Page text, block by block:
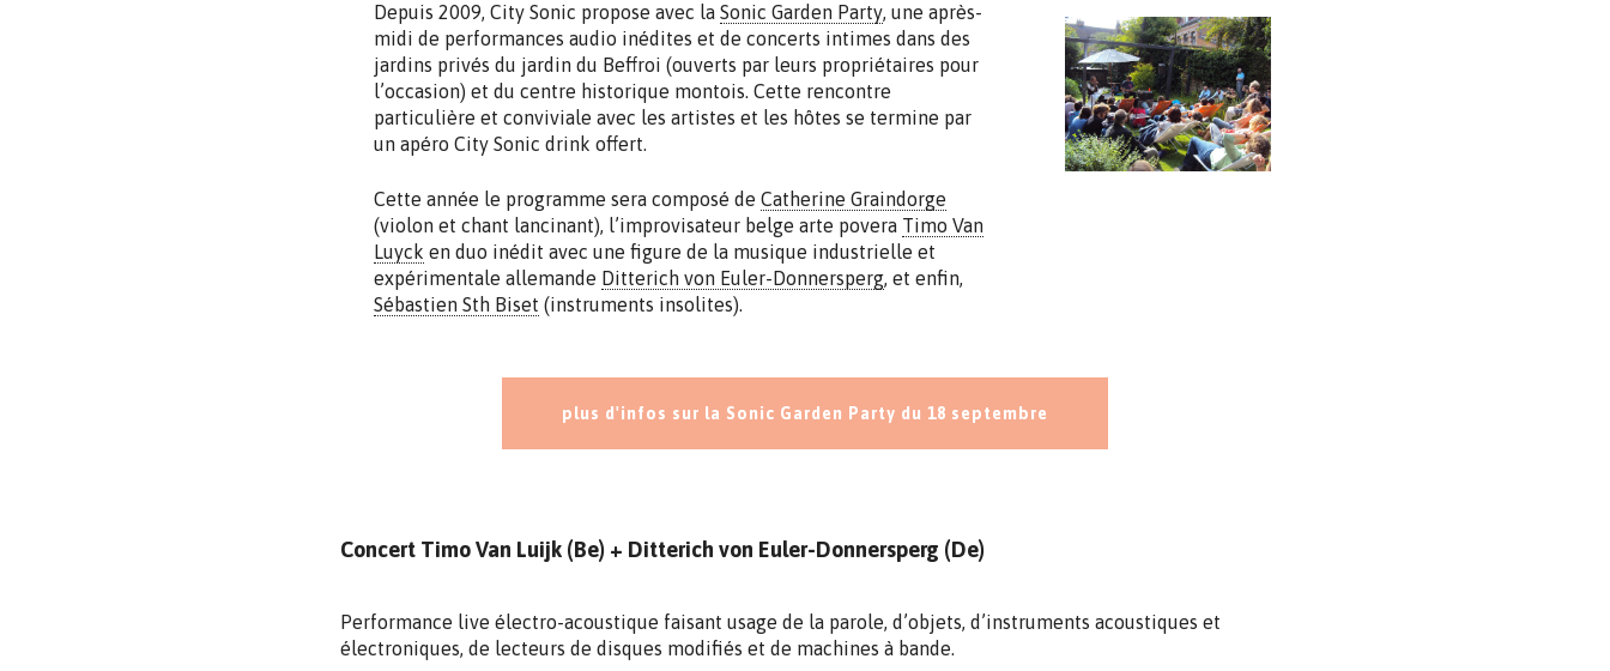
Depuis 2009, City Sonic propose avec laSonic Garden Party, une après-
midi de performances audio inédites et de concerts intimes dans des
jardins privés du jardin du Beffroi (ouverts par leurs propriétaires pour
l’occasion) et du centre historique montois. Cette rencontre
particulière et conviviale avec les artistes et les hôtes se termine par
un apéro City Sonic drink offert.
Cette année le programme sera composé deCatherine Graindorge
(violon et chant lancinant), l’improvisateur belge arte povera Timo Van
Luyck en duo inédit avec une figure de la musique industrielle et
expérimentale allemande Ditterich von Euler-Donnersperg, et enfin,
Sébastien Sth Biset (instruments insolites).
plus d'infos sur la Sonic Garden Party du 18 septembre
Concert Timo Van Luijk (Be) + Ditterich von Euler-Donnersperg (De)
Performance live électro-acoustique faisant usage de la parole, d’objets, d’instruments acoustiques et
électroniques, de lecteurs de disques modifiés et de machines à bande.